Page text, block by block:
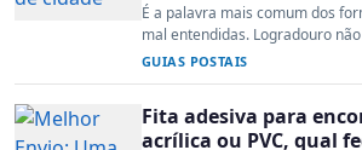
É a palavra mais comum dos
mal entendidas. Logradouro
GUIAS POSTAIS
Fita adesiva para
acrílica ou PVC, qual